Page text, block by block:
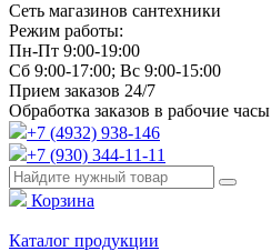
Сеть магазинов сантехники
Режим работы:
Пн-Пт 9:00-19:00
Сб 9:00-17:00; Вс 9:00-15:00
Прием заказов 24/7
Обработка заказов в рабочие часы
+7 (4932) 938-146
+7 (930) 344-11-11
Корзина
Каталог продукции